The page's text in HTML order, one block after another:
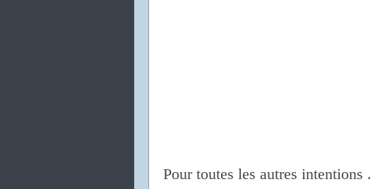
Pour toutes les autres intentions .